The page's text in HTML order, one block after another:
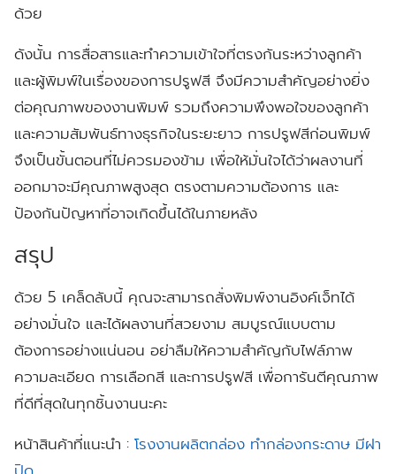
ด้วย
ดังนั้น การสื่อสารและทำความเข้าใจที่ตรงกันระหว่างลูกค้า
และผู้พิมพ์ในเรื่องของการปรูฟสี จึงมีความสำคัญอย่างยิ่ง
ต่อคุณภาพของงานพิมพ์ รวมถึงความพึงพอใจของลูกค้า
และความสัมพันธ์ทางธุรกิจในระยะยาว การปรูฟสีก่อนพิมพ์
จึงเป็นขั้นตอนที่ไม่ควรมองข้าม เพื่อให้มั่นใจได้ว่าผลงานที่
ออกมาจะมีคุณภาพสูงสุด ตรงตามความต้องการ และ
ป้องกันปัญหาที่อาจเกิดขึ้นได้ในภายหลัง
สรุป
ด้วย 5 เคล็ดลับนี้ คุณจะสามารถสั่งพิมพ์งานอิงค์เจ็ทได้
อย่างมั่นใจ และได้ผลงานที่สวยงาม สมบูรณ์แบบตาม
ต้องการอย่างแน่นอน อย่าลืมให้ความสำคัญกับไฟล์ภาพ
ความละเอียด การเลือกสี และการปรูฟสี เพื่อการันตีคุณภาพ
ที่ดีที่สุดในทุกชิ้นงานนะคะ
หน้าสินค้าที่แนะนำ : โรงงานผลิตกล่อง ทำกล่องกระดาษ มีฝา